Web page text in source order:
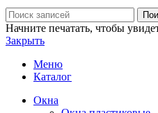
Начните печатать, чтобы
Закрыть
Меню
Каталог
Окна